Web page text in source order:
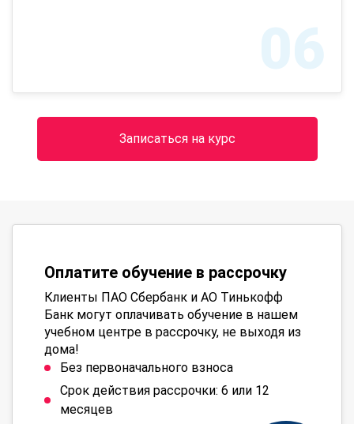
06
Записаться на курс
Оплатите обучение в рассрочку
Клиенты ПАО Сбербанк и АО Тинькофф
Банк могут оплачивать обучение в нашем
учебном центре в рассрочку, не выходя из
дома!
Без первоначального взноса
Срок действия рассрочки: 6 или 12
месяцев